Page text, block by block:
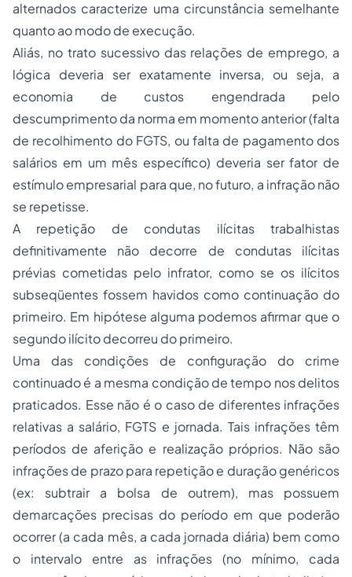
alternados caracterize uma circunstância semelhante
quanto ao modo de execução.
Aliás, no trato sucessivo das relações de emprego, a
lógica deveria ser exatamente inversa, ou seja, a
economia de custos engendrada pelo
descumprimento da norma em momento anterior (falta
de recolhimento do FGTS, ou falta de pagamento dos
salários em um mês específico) deveria ser fator de
estímulo empresarial para que, no futuro, a infração não
se repetisse.
A repetição de condutas ilícitas trabalhistas
definitivamente não decorre de condutas ilícitas
prévias cometidas pelo infrator, como se os ilícitos
subseqüentes fossem havidos como continuação do
primeiro. Em hipótese alguma podemos afirmar que o
segundo ilícito decorreu do primeiro.
Uma das condições de configuração do crime
continuado é a mesma condição de tempo nos delitos
praticados. Esse não é o caso de diferentes infrações
relativas a salário, FGTS e jornada. Tais infrações têm
períodos de aferição e realização próprios. Não são
infrações de prazo para repetição e duração genéricos
(ex: subtrair a bolsa de outrem), mas possuem
demarcações precisas do período em que poderão
ocorrer (a cada mês, a cada jornada diária) bem como
o intervalo entre as infrações (no mínimo, cada